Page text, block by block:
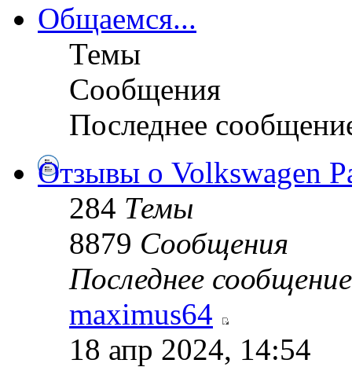
Общаемся...
Темы
Сообщения
Последнее
Отзывы о Volkswagen
284 Темы
8879 Сообщения
Последнее сообщение
maximus64
18 апр 2024, 14:54